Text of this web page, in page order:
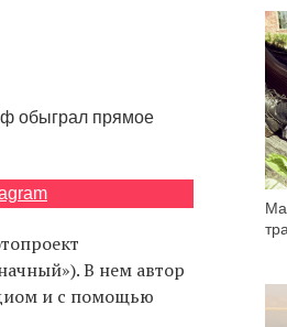
обыграл прямое
В нем автор
и с помощью